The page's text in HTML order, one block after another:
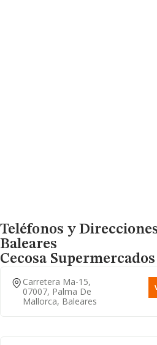
Teléfonos y
Baleares
Cecosa
Carretera Ma-15,
07007, Palma De
Mallorca, Baleares